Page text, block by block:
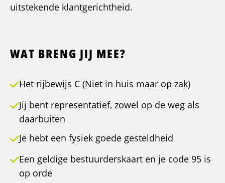
uitstekende klantgerichtheid.
WAT BRENG JIJ MEE?
Het rijbewijs C (Niet in huis maar op zak)
Jij bent representatief, zowel op de weg als
daarbuiten
Je hebt een fysiek goede gesteldheid
Een geldige bestuurderskaart en je code 95 is
op orde